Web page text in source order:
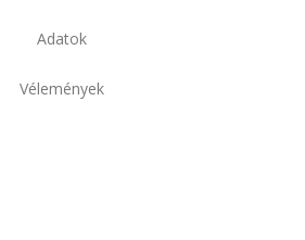
Adatok
Vélemények